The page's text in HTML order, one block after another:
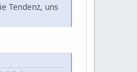
Tendenz, uns